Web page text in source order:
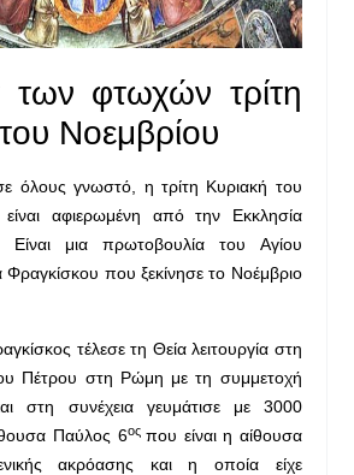
των φτωχών τρίτη
Νοεμβρίου
όλους γνωστό, η τρίτη Κυριακή του
αφιερωμένη από την Εκκλησία
μια πρωτοβουλία του Αγίου
που ξεκίνησε το Νοέμβριο
τέλεσε τη Θεία λειτουργία στη
Πέτρου στη Ρώμη με τη συμμετοχή
στη συνέχεια γευμάτισε με 3000
Παύλος 6οςπου είναι η αίθουσα
ακρόασης και η οποία είχε